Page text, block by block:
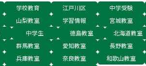
学校教育 江戸川区 中学受験
山梨教室 学習情報 宮城教室
中学生 徳島教室 北海道教室
群馬教室 愛知教室 長野教室
兵庫教室 奈良教室 和歌山教室